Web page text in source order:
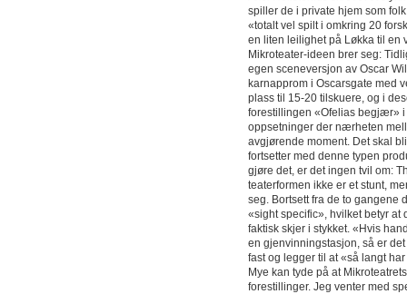
spiller de i private hjem som
«totalt vel spilt i omkring 20
en liten leilighet på Løkka til en
Mikroteater-ideen brer seg:
egen sceneversjon av Oscar
karnapprom i Oscarsgate med
plass til 15-20 tilskuere, og i
forestillingen «Ofelias begjær»
oppsetninger der nærheten
avgjørende moment. Det skal
fortsetter med denne typen
gjøre det, er det ingen tvil om:
teaterformen ikke er et stunt,
seg. Bortsett fra de to gangene
«sight specific», hvilket betyr
faktisk skjer i stykket. «Hvis
en gjenvinningstasjon, så er
fast og legger til at «så langt
Mye kan tyde på at
forestillinger. Jeg venter med